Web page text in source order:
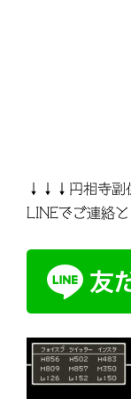
↓↓↓円相寺副
LINEでご連絡